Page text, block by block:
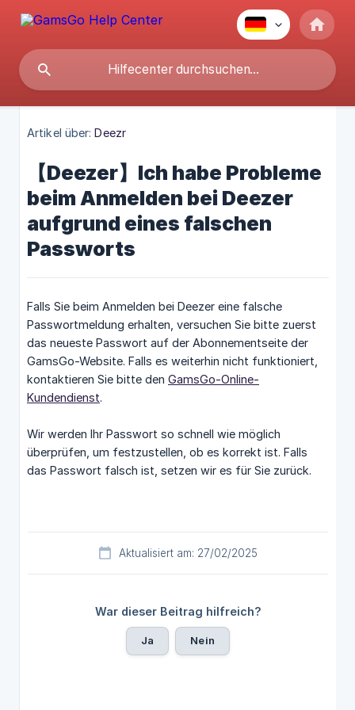
Artikel über: Deezr
【Deezer】Ich habe Probleme
beim Anmelden bei Deezer
aufgrund eines falschen
Passworts
Falls Sie beim Anmelden bei Deezer eine falsche
Passwortmeldung erhalten, versuchen Sie bitte zuerst
das neueste Passwort auf der Abonnementseite der
GamsGo-Website. Falls es weiterhin nicht funktioniert,
kontaktieren Sie bitte den GamsGo-Online-
Kundendienst.
Wir werden Ihr Passwort so schnell wie möglich
überprüfen, um festzustellen, ob es korrekt ist. Falls
das Passwort falsch ist, setzen wir es für Sie zurück.
Aktualisiert am: 27/02/2025
War dieser Beitrag hilfreich?
Ja Nein